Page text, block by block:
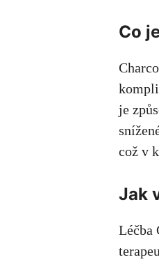
Co
je
což v
Jak
Léčba